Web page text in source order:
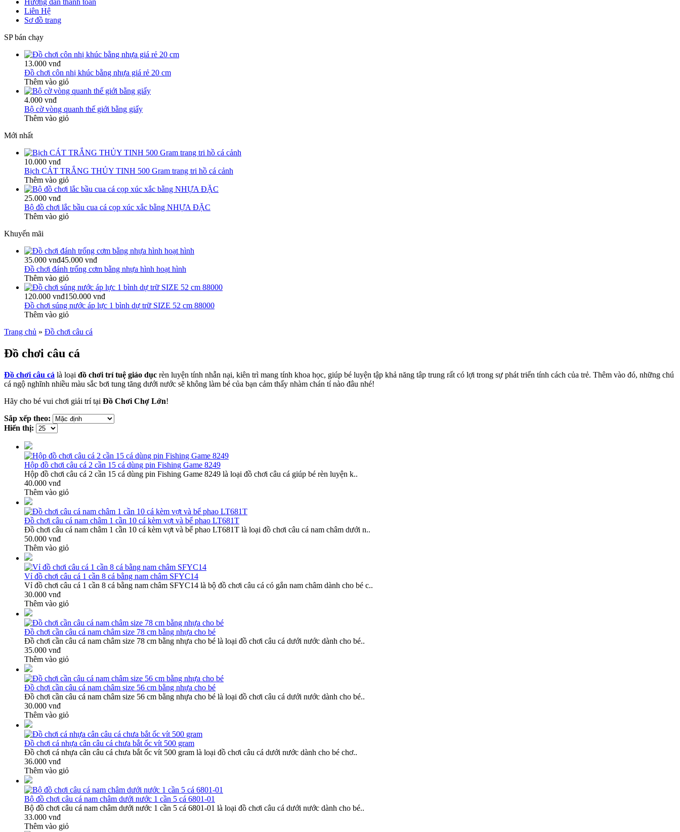
Hướng dẫn thanh toán
Liên Hệ
Sơ đồ trang
SP bán chạy
13.000 vnđ
Đồ chơi côn nhị khúc bằng nhựa giá rẻ 20 cm
Thêm vào giỏ
4.000 vnđ
Bộ cờ vòng quanh thế giới bằng giấy
Thêm vào giỏ
Mới nhất
10.000 vnđ
Bịch CÁT TRẮNG THỦY TINH 500 Gram trang tri hồ cá cảnh
Thêm vào giỏ
25.000 vnđ
Bộ đồ chơi lắc bầu cua cá cọp xúc xắc bằng NHỰA ĐẶC
Thêm vào giỏ
Khuyến mãi
35.000 vnđ45.000 vnđ
Đồ chơi đánh trống cơm bằng nhựa hình hoạt hình
Thêm vào giỏ
120.000 vnđ150.000 vnđ
Đồ chơi súng nước áp lực 1 bình dự trữ SIZE 52 cm 88000
Thêm vào giỏ
Trang chủ » Đồ chơi câu cá
Đồ chơi câu cá
Đồ chơi câu cá là loại đồ chơi trí tuệ giáo dục rèn luyện tính nhẫn nại, kiên trì mang tính khoa học, giúp bé luyện tập khả năng tâp trung rất có lợi trong sự phát triển tính cách của trẻ. Thêm vào đó, những chú
cá ngộ nghĩnh nhiều màu sắc bơi tung tăng dưới nước sẽ không làm bé của bạn cảm thấy nhàm chán tí nào đâu nhé!
Hãy cho bé vui chơi giải trí tại Đồ Chơi Chợ Lớn!
Sắp xếp theo:
Hiển thị:
Hộp đồ chơi câu cá 2 cần 15 cá dùng pin Fishing Game 8249
Hộp đồ chơi câu cá 2 cần 15 cá dùng pin Fishing Game 8249 là loại đồ chơi câu cá giúp bé rèn luyện k..
40.000 vnđ
Thêm vào giỏ
Đồ chơi câu cá nam châm 1 cần 10 cá kèm vợt và bể phao LT681T
Đồ chơi câu cá nam châm 1 cần 10 cá kèm vợt và bể phao LT681T là loại đồ chơi câu cá nam châm dưới n..
50.000 vnđ
Thêm vào giỏ
Vỉ đồ chơi câu cá 1 cần 8 cá bằng nam châm SFYC14
Vỉ đồ chơi câu cá 1 cần 8 cá bằng nam châm SFYC14 là bộ đồ chơi câu cá có gắn nam châm dành cho bé c..
30.000 vnđ
Thêm vào giỏ
Đồ chơi cần câu cá nam châm size 78 cm bằng nhựa cho bé
Đồ chơi cần câu cá nam châm size 78 cm bằng nhựa cho bé là loại đồ chơi câu cá dưới nước dành cho bé..
35.000 vnđ
Thêm vào giỏ
Đồ chơi cần câu cá nam châm size 56 cm bằng nhựa cho bé
Đồ chơi cần câu cá nam châm size 56 cm bằng nhựa cho bé là loại đồ chơi câu cá dưới nước dành cho bé..
30.000 vnđ
Thêm vào giỏ
Đồ chơi cá nhựa cân câu cá chưa bắt ốc vít 500 gram
Đồ chơi cá nhựa cân câu cá chưa bắt ốc vít 500 gram là loại đồ chơi câu cá dưới nước dành cho bé chơ..
36.000 vnđ
Thêm vào giỏ
Bộ đồ chơi câu cá nam châm dưới nước 1 cần 5 cá 6801-01
Bộ đồ chơi câu cá nam châm dưới nước 1 cần 5 cá 6801-01 là loại đồ chơi câu cá dưới nước dành cho bé..
33.000 vnđ
Thêm vào giỏ